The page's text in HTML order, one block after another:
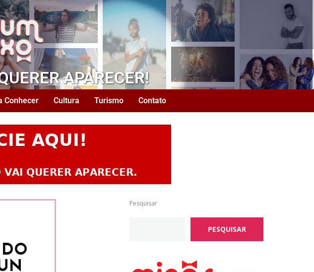
APARECER!
Conhecer Cultura Turismo Contato
Pesquisar
PESQUISAR